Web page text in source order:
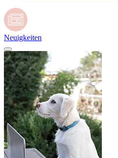
Neuigkeiten